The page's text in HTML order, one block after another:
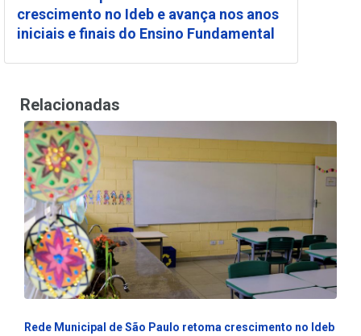
crescimento no Ideb e avança nos anos
iniciais e finais do Ensino Fundamental
Relacionadas
Rede Municipal de São Paulo retoma crescimento no Ideb